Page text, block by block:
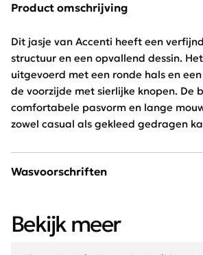
Product omschrijving
Dit jasje van Accenti heeft een
structuur en een opvallend dessin.
uitgevoerd met een ronde hals en
de voorzijde met sierlijke knopen. De
comfortabele pasvorm en lange
zowel casual als gekleed gedragen
Wasvoorschriften
Bekijk meer